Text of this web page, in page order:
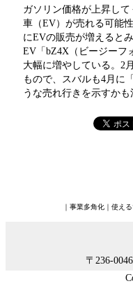
ガソリン価格が上昇し
車（EV）が売れる可能
にEVの販売が増えると
EV「bZ4X（ビージーフ
大幅に増やしている。2
もので、スバルも4月に
うな売れ行きを示すかも
｜ 事業多角化 ｜ 使え
〒236-